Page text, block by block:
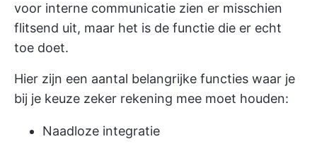
voor interne communicatie zien er misschien
flitsend uit, maar het is de functie die er echt
toe doet.
Hier zijn een aantal belangrijke functies waar je
bij je keuze zeker rekening mee moet houden:
Naadloze integratie